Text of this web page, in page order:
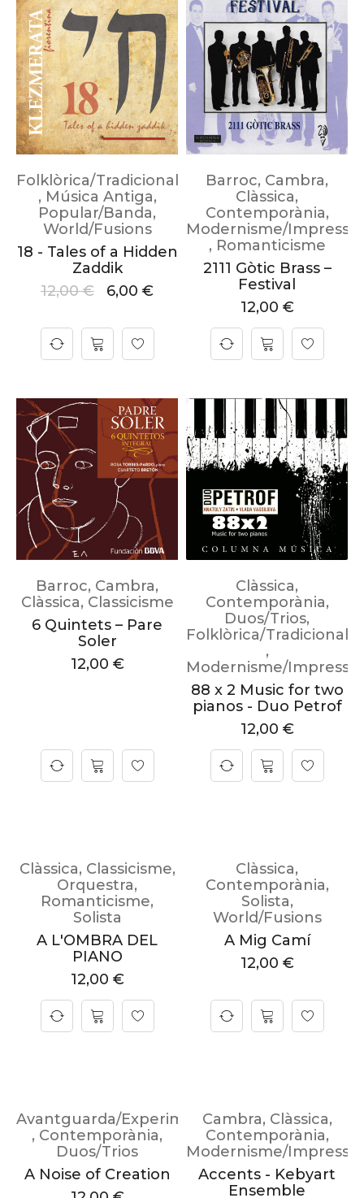
Folklòrica/Tradicional
, Música Antiga,
Popular/Banda,
World/Fusions
18 - Tales of a Hidden
Zaddik
12,00€ 6,00 €
Barroc, Cambra,
Clàssica,
Contemporània,
Modernisme/
, Romanticisme
2111 Gòtic Brass –
Festival
12,00 €
Barroc, Cambra,
Clàssica, Classicisme
6 Quintets – Pare
Soler
12,00 €
Clàssica,
Contemporània,
Duos/Trios,
Folklòrica/Tradicional
,
Modernisme/
88 x 2 Music for two
pianos - Duo Petrof
12,00 €
Clàssica, Classicisme,
Orquestra,
Romanticisme,
Solista
A L'OMBRA DEL
PIANO
12,00 €
Clàssica,
Contemporània,
Solista,
World/Fusions
A Mig Camí
12,00 €
Avantguarda/Experimental
, Contemporània,
Duos/Trios
A Noise of Creation
Cambra, Clàssica,
Contemporània,
Modernisme/
Accents - Kebyart
Ensemble